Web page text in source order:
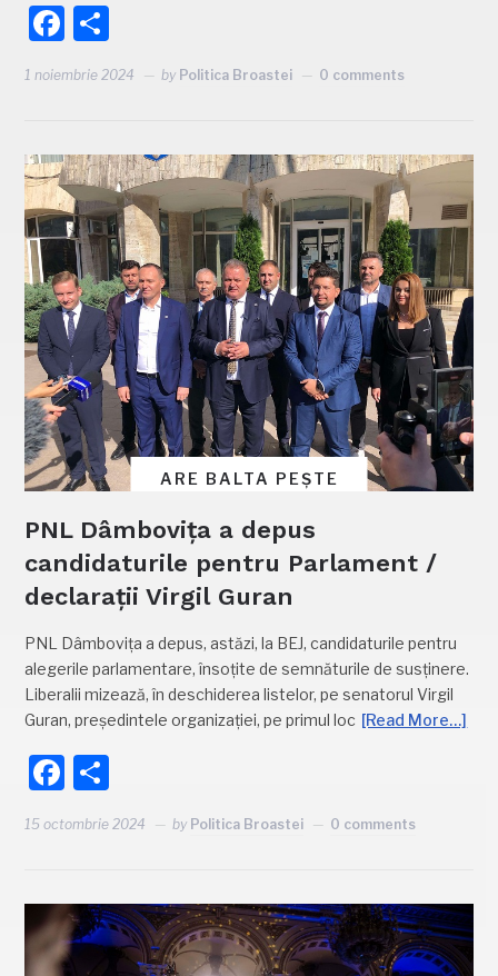
Facebook
1 noiembrie 2024 by Politica Broastei 0 comments
ARE BALTA PEȘTE
PNL Dâmbovița a depus
candidaturile pentru Parlament /
declarații Virgil Guran
PNL Dâmbovița a depus, astăzi, la BEJ, candidaturile pentru
alegerile parlamentare, însoțite de semnăturile de susținere.
Liberalii mizează, în deschiderea listelor, pe senatorul Virgil
Guran, președintele organizației, pe primul loc [Read More…]
Facebook
15 octombrie 2024 by Politica Broastei 0 comments